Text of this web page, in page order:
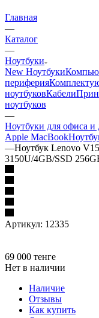
Главная
—
Каталог
—
Ноутбуки
New Ноутбуки
периферия
ноутбуковКабели
ноутбуков
—
Ноутбуки для офиса и
Apple MacBook
—Ноутбук Lenovo
3150U/4GB/SSD
Артикул: 12335
69 000 тенге
Нет в наличии
Наличие
Отзывы
Как купить